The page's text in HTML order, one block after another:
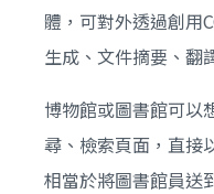
體，可對外透過創用
生成、文件摘要、翻
博物館或圖書館可以
尋、檢索頁面，直接
相當於將圖書館員送